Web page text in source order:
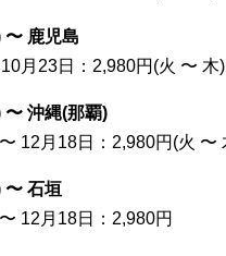
〜 鹿児島
月23日：2,980円(火 〜 木)
〜 沖縄(那覇)
12月18日：2,980円(火 〜
〜 石垣
12月18日：2,980円